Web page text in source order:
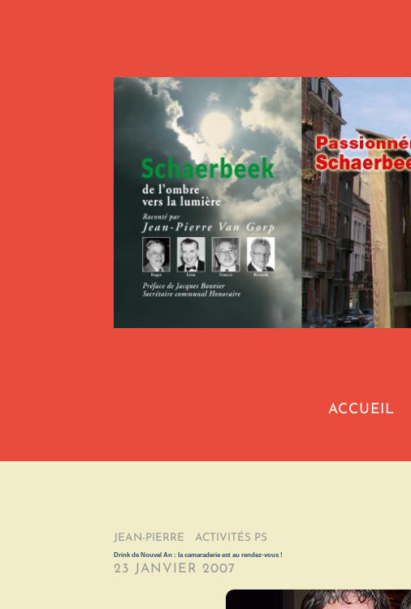
ACCUEIL
JEAN-PIERRE / ACTIVITÉS PS /
Drink de Nouvel An : la camaraderie est au rendez-vous !
23 JANVIER 2007